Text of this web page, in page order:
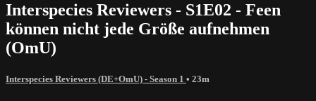
Interspecies Reviewers - S1E02 - Feen
können nicht jede Größe aufnehmen
(OmU)
Interspecies Reviewers (DE+OmU) - Season 1 • 23m